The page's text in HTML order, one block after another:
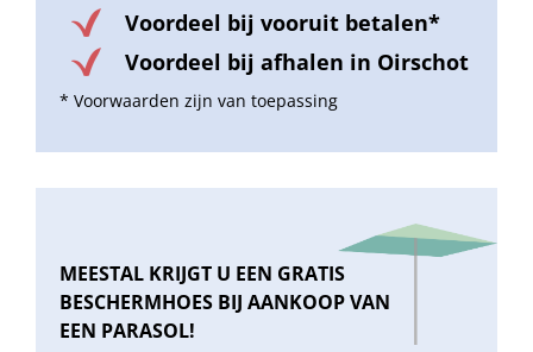
Voordeel bij vooruit betalen*
Voordeel bij afhalen in Oirschot
* Voorwaarden zijn van toepassing
MEESTAL KRIJGT U EEN GRATIS
BESCHERMHOES BIJ AANKOOP VAN
EEN PARASOL!